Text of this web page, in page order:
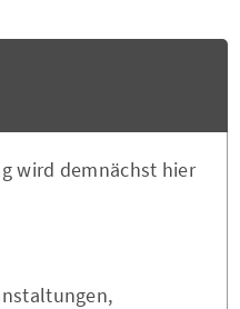
wird demnächst hier